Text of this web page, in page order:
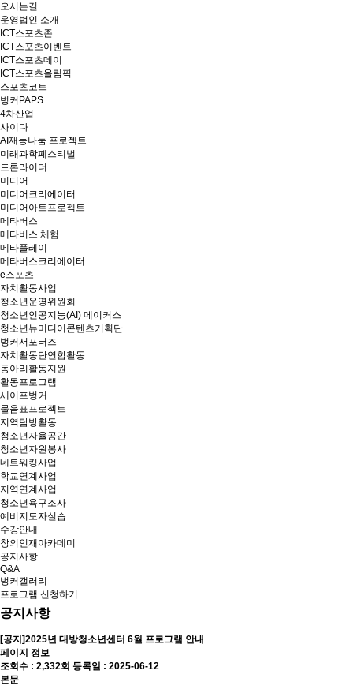
오시는길
운영법인 소개
ICT스포츠존
ICT스포츠이벤트
ICT스포츠데이
ICT스포츠올림픽
스포츠코트
벙커PAPS
4차산업
사이다
AI재능나눔 프로젝트
미래과학페스티벌
드론라이더
미디어
미디어크리에이터
미디어아트프로젝트
메타버스
메타버스 체험
메타플레이
메타버스크리에이터
e스포츠
자치활동사업
청소년운영위원회
청소년인공지능(AI) 메이커스
청소년뉴미디어콘텐츠기획단
벙커서포터즈
자치활동단연합활동
동아리활동지원
활동프로그램
세이프벙커
물음표프로젝트
지역탐방활동
청소년자율공간
청소년자원봉사
네트워킹사업
학교연계사업
지역연계사업
청소년욕구조사
예비지도자실습
수강안내
창의인재아카데미
공지사항
Q&A
벙커갤러리
프로그램 신청하기
공지사항
[공지]2025년 대방청소년센터 6월 프로그램 안내
페이지 정보
조회수 : 2,332회 등록일 : 2025-06-12
본문